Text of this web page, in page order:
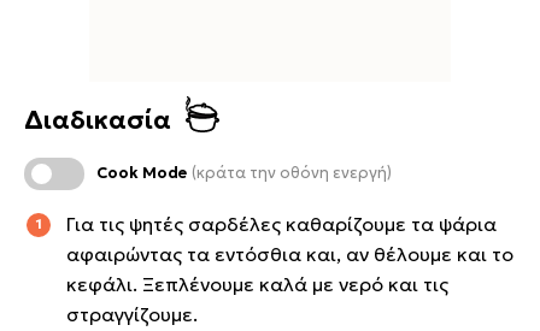
Διαδικασία
Cook Mode (κράτα την οθόνη ενεργή)
Για τις ψητές σαρδέλες καθαρίζουμε τα ψάρια
αφαιρώντας τα εντόσθια και, αν θέλουμε και το
κεφάλι. Ξεπλένουμε καλά με νερό και τις
στραγγίζουμε.